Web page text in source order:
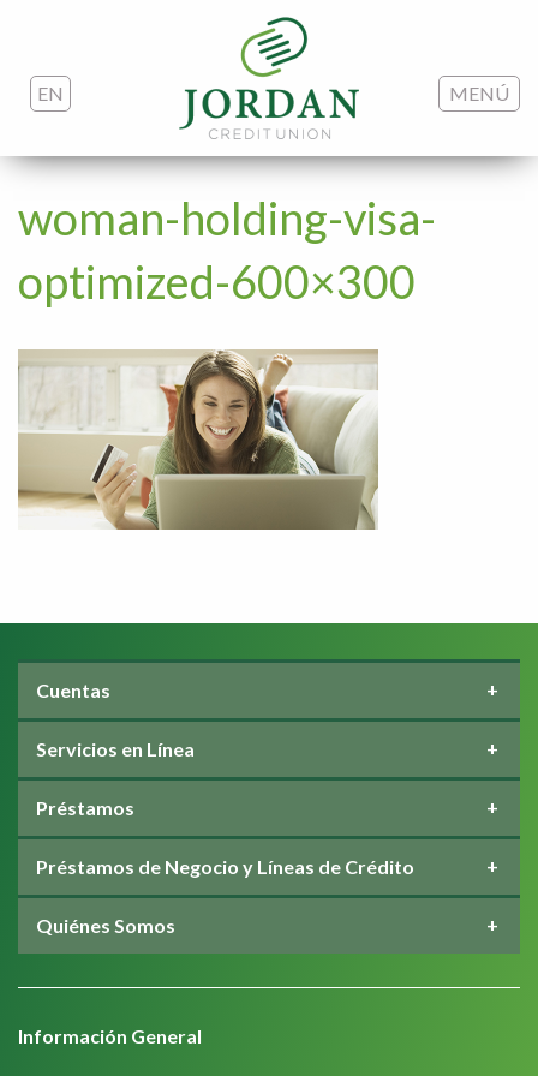
MENÚ
EN
woman-holding-visa-
optimized-600×300
Cuentas
Servicios en Línea
Préstamos
Préstamos de Negocio y Líneas de Crédito
Quiénes Somos
Información General